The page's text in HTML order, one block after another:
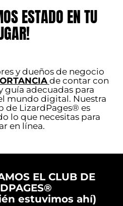
ESTADO EN TU
y dueños de negocio
de contar con
guía adecuadas para
mundo digital. Nuestra
de LizardPages® es
lo que necesitas para
en línea.
EL CLUB DE
estuvimos ahí)